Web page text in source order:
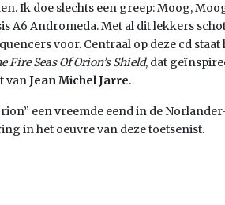
Ik doe slechts een greep: Moog,
A6 Andromeda. Met al dit lekkers
voor. Centraal op deze cd staat
Fire Seas Of Orion’s Shield, dat
vanJean Michel Jarre.
een vreemde eend in de
in het oeuvre van deze toetsenist.